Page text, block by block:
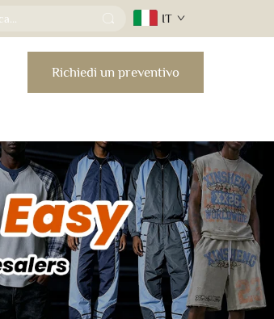
IT
Richiedi un preventivo